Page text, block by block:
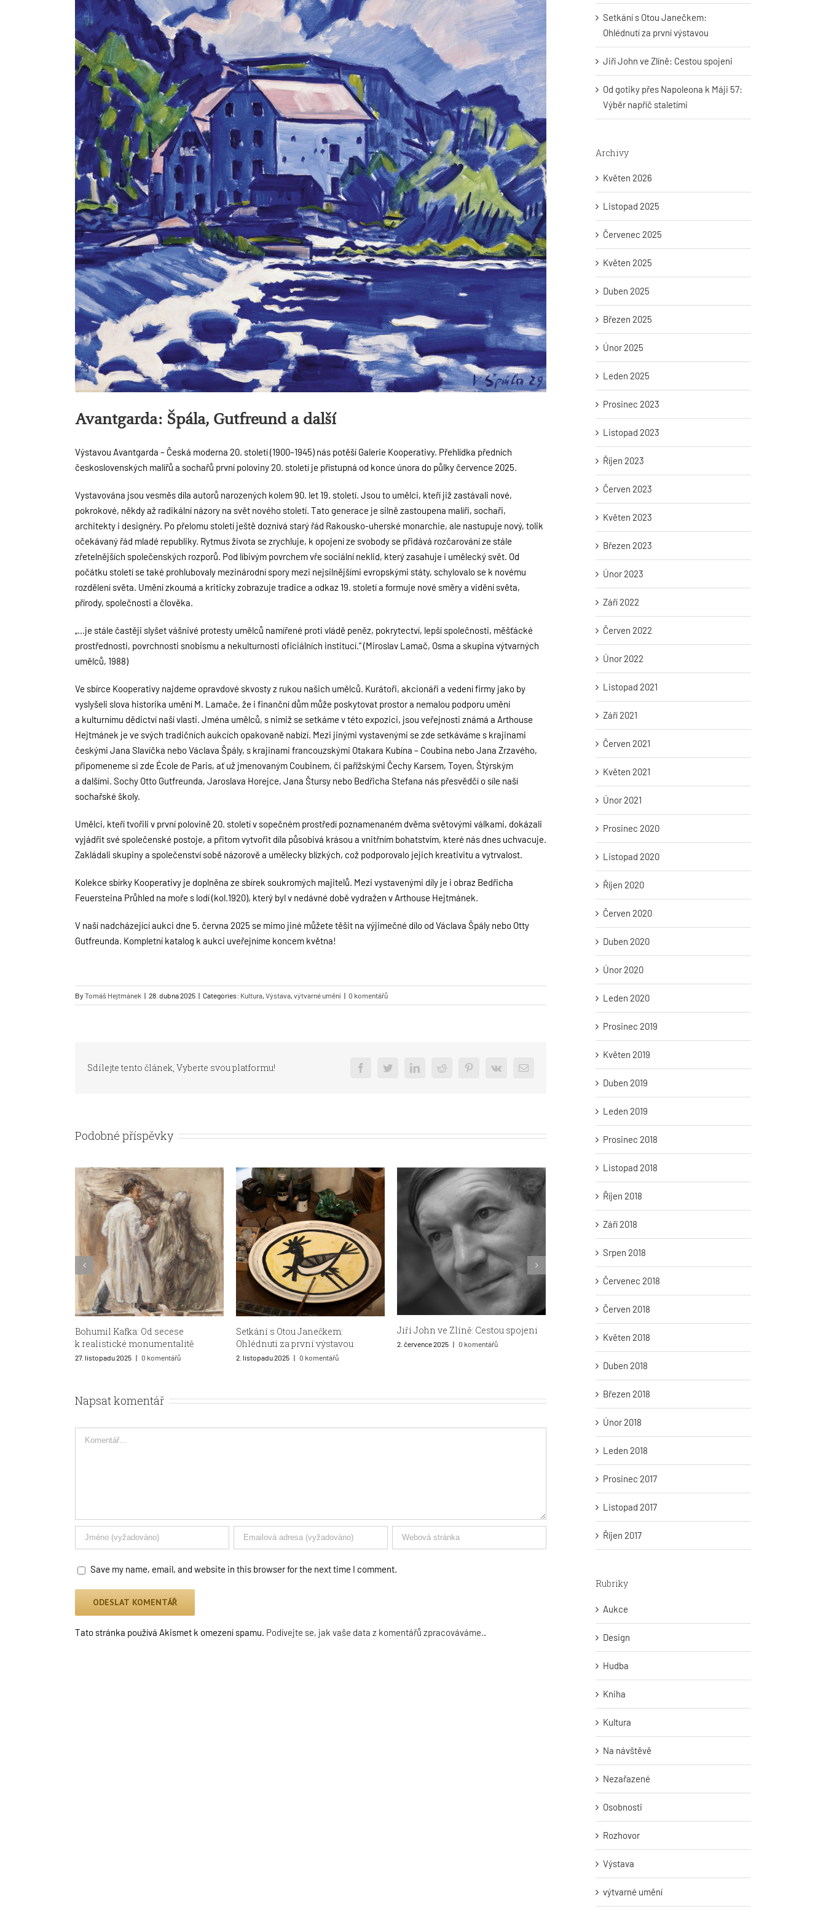
Avantgarda: Špála, Gutfreund a další
Výstavou Avantgarda – Česká moderna 20. století (1900–1945) nás potěší Galerie Kooperativy. Přehlídka předních
československých malířů a sochařů první poloviny 20. století je přístupná od konce února do půlky července 2025.
Vystavována jsou vesměs díla autorů narozených kolem 90. let 19. století. Jsou to umělci, kteří již zastávali nové,
pokrokové, někdy až radikální názory na svět nového století. Tato generace je silně zastoupena malíři, sochaři,
architekty i designéry. Po přelomu století ještě doznívá starý řád Rakousko-uherské monarchie, ale nastupuje nový, tolik
očekávaný řád mladé republiky. Rytmus života se zrychluje, k opojení ze svobody se přidává rozčarování ze stále
zřetelnějších společenských rozporů. Pod líbivým povrchem vře sociální neklid, který zasahuje i umělecký svět. Od
počátku století se také prohlubovaly mezinárodní spory mezi nejsilnějšími evropskými státy, schylovalo se k novému
rozdělení světa. Umění zkoumá a kriticky zobrazuje tradice a odkaz 19. století a formuje nové směry a vidění světa,
přírody, společnosti a člověka.
„…je stále častěji slyšet vášnivé protesty umělců namířené proti vládě peněz, pokrytectví, lepší společnosti, měšťácké
prostřednosti, povrchnosti snobismu a nekulturnosti oficiálních institucí.“ (Miroslav Lamač, Osma a skupina výtvarných
umělců, 1988)
Ve sbírce Kooperativy najdeme opravdové skvosty z rukou našich umělců. Kurátoři, akcionáři a vedení firmy jako by
vyslyšeli slova historika umění M. Lamače, že i finanční dům může poskytovat prostor a nemalou podporu umění
a kulturnímu dědictví naší vlasti. Jména umělců, s nimiž se setkáme v této expozici, jsou veřejnosti známá a Arthouse
Hejtmánek je ve svých tradičních aukcích opakovaně nabízí. Mezi jinými vystavenými se zde setkáváme s krajinami
českými Jana Slavíčka nebo Václava Špály, s krajinami francouzskými Otakara Kubína – Coubina nebo Jana Zrzavého,
připomeneme si zde École de Paris, ať už jmenovaným Coubinem, či pařížskými Čechy Karsem, Toyen, Štýrským
a dalšími. Sochy Otto Gutfreunda, Jaroslava Horejce, Jana Štursy nebo Bedřicha Stefana nás přesvědčí o síle naší
sochařské školy.
Umělci, kteří tvořili v první polovině 20. století v sopečném prostředí poznamenaném dvěma světovými válkami, dokázali
vyjádřit své společenské postoje, a přitom vytvořit díla působivá krásou a vnitřním bohatstvím, které nás dnes uchvacuje.
Zakládali skupiny a společenství sobě názorově a umělecky blízkých, což podporovalo jejich kreativitu a vytrvalost.
Kolekce sbírky Kooperativy je doplněna ze sbírek soukromých majitelů. Mezi vystavenými díly je i obraz Bedřicha
Feuersteina Průhled na moře s lodí (kol.1920), který byl v nedávné době vydražen v Arthouse Hejtmánek.
V naší nadcházející aukci dne 5. června 2025 se mimo jiné můžete těšit na výjimečné dílo od Václava Špály nebo Otty
Gutfreunda. Kompletní katalog k aukci uveřejníme koncem května!
By Tomáš Hejtmánek | 28. dubna 2025 | Categories: Kultura, Výstava, výtvarné umění | 0 komentářů
Sdílejte tento článek, Vyberte svou platformu! FacebookTwitterLinkedInReddit PinterestVk Email
Podobné příspěvky
Setkání s Otou Janečkem:
Ohlédnutí za první výstavou
2. listopadu 2025 0 komentářů
Jiří John ve Zlíně: Cestou spojeni
2. července 2025 | 0 komentářů
Od gotiky přes Napoleona k Máji
57: Výběr napříč staletími
Tajuplný Elsinor Františka Muziky
Napsat komentář
Comment
Save my name, email, and website in this browser for the next time I comment.
Tato stránka používá Akismet k omezení spamu. Podívejte se, jak vaše data z komentářů zpracováváme..
Setkání s Otou Janečkem:
Ohlédnutí za první výstavou
Jiří John ve Zlíně: Cestou spojeni
Od gotiky přes Napoleona k Máji 57:
Výběr napříč staletími
Archivy
Květen 2026
Listopad 2025
Červenec 2025
Květen 2025
Duben 2025
Březen 2025
Únor 2025
Leden 2025
Prosinec 2023
Listopad 2023
Říjen 2023
Červen 2023
Květen 2023
Březen 2023
Únor 2023
Září 2022
Červen 2022
Únor 2022
Listopad 2021
Září 2021
Červen 2021
Květen 2021
Únor 2021
Prosinec 2020
Listopad 2020
Říjen 2020
Červen 2020
Duben 2020
Únor 2020
Leden 2020
Prosinec 2019
Květen 2019
Duben 2019
Leden 2019
Prosinec 2018
Listopad 2018
Říjen 2018
Září 2018
Srpen 2018
Červenec 2018
Červen 2018
Květen 2018
Duben 2018
Březen 2018
Únor 2018
Leden 2018
Prosinec 2017
Listopad 2017
Říjen 2017
Rubriky
Aukce
Design
Hudba
Kniha
Kultura
Na návštěvě
Nezařazené
Osobnosti
Rozhovor
Výstava
výtvarné umění